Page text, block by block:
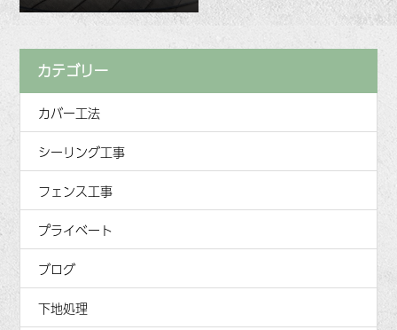
カテゴリー
カバー工法
シーリング工事
フェンス工事
プライベート
ブログ
下地処理